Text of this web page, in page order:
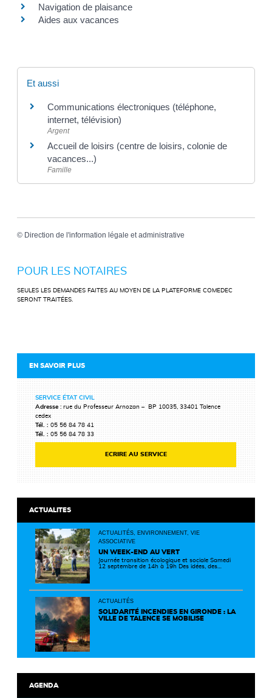
Navigation de plaisance
Aides aux vacances
Et aussi
Communications électroniques (téléphone,
internet, télévision)
Argent
Accueil de loisirs (centre de loisirs, colonie de
vacances...)
Famille
© Direction de l'information légale et administrative
POUR LES NOTAIRES
SEULES LES DEMANDES FAITES AU MOYEN DE LA PLATEFORME COMEDEC
SERONT TRAITÉES.
EN SAVOIR PLUS
SERVICE ÉTAT CIVIL
Adresse : rue du Professeur Arnozan – BP 10035, 33401 Talence
cedex
Tél. :05 56 84 78 41
Tél. :05 56 84 78 33
ECRIRE AU SERVICE
ACTUALITES
ACTUALITÉS, ENVIRONNEMENT, VIE
ASSOCIATIVE
UN WEEK-END AU VERT
Journée transition écologique et sociale Samedi
12 septembre de 14h à 19h Des idées, des
un territoire plus durable et solidaire.
ACTUALITÉS
SOLIDARITÉ INCENDIES EN GIRONDE : LA
VILLE DE TALENCE SE MOBILISE
AGENDA